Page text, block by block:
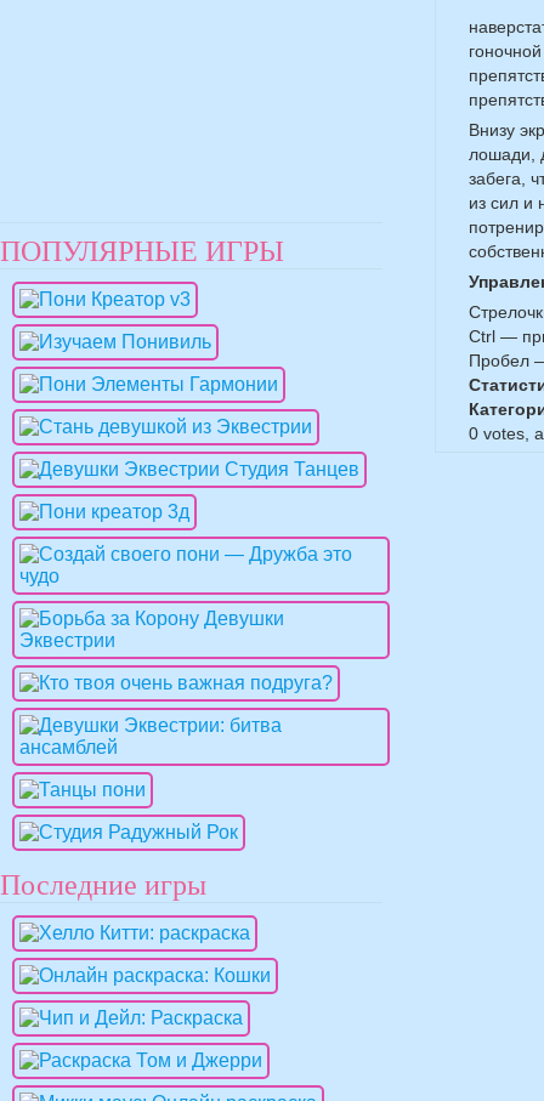
Внизу
лошади,
забега,
из сил и
Ctrl —
Пробел
0 votes,
ПОПУЛЯРНЫЕ ИГРЫ
Последние игры